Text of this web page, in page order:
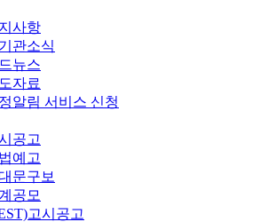
사항
관소식
뉴스
자료
알림 서비스 신청
공고
예고
문구보
공모
고시공고